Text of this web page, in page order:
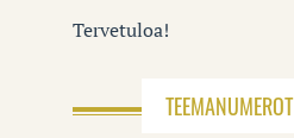
Tervetuloa!
TEEMANUMEROT